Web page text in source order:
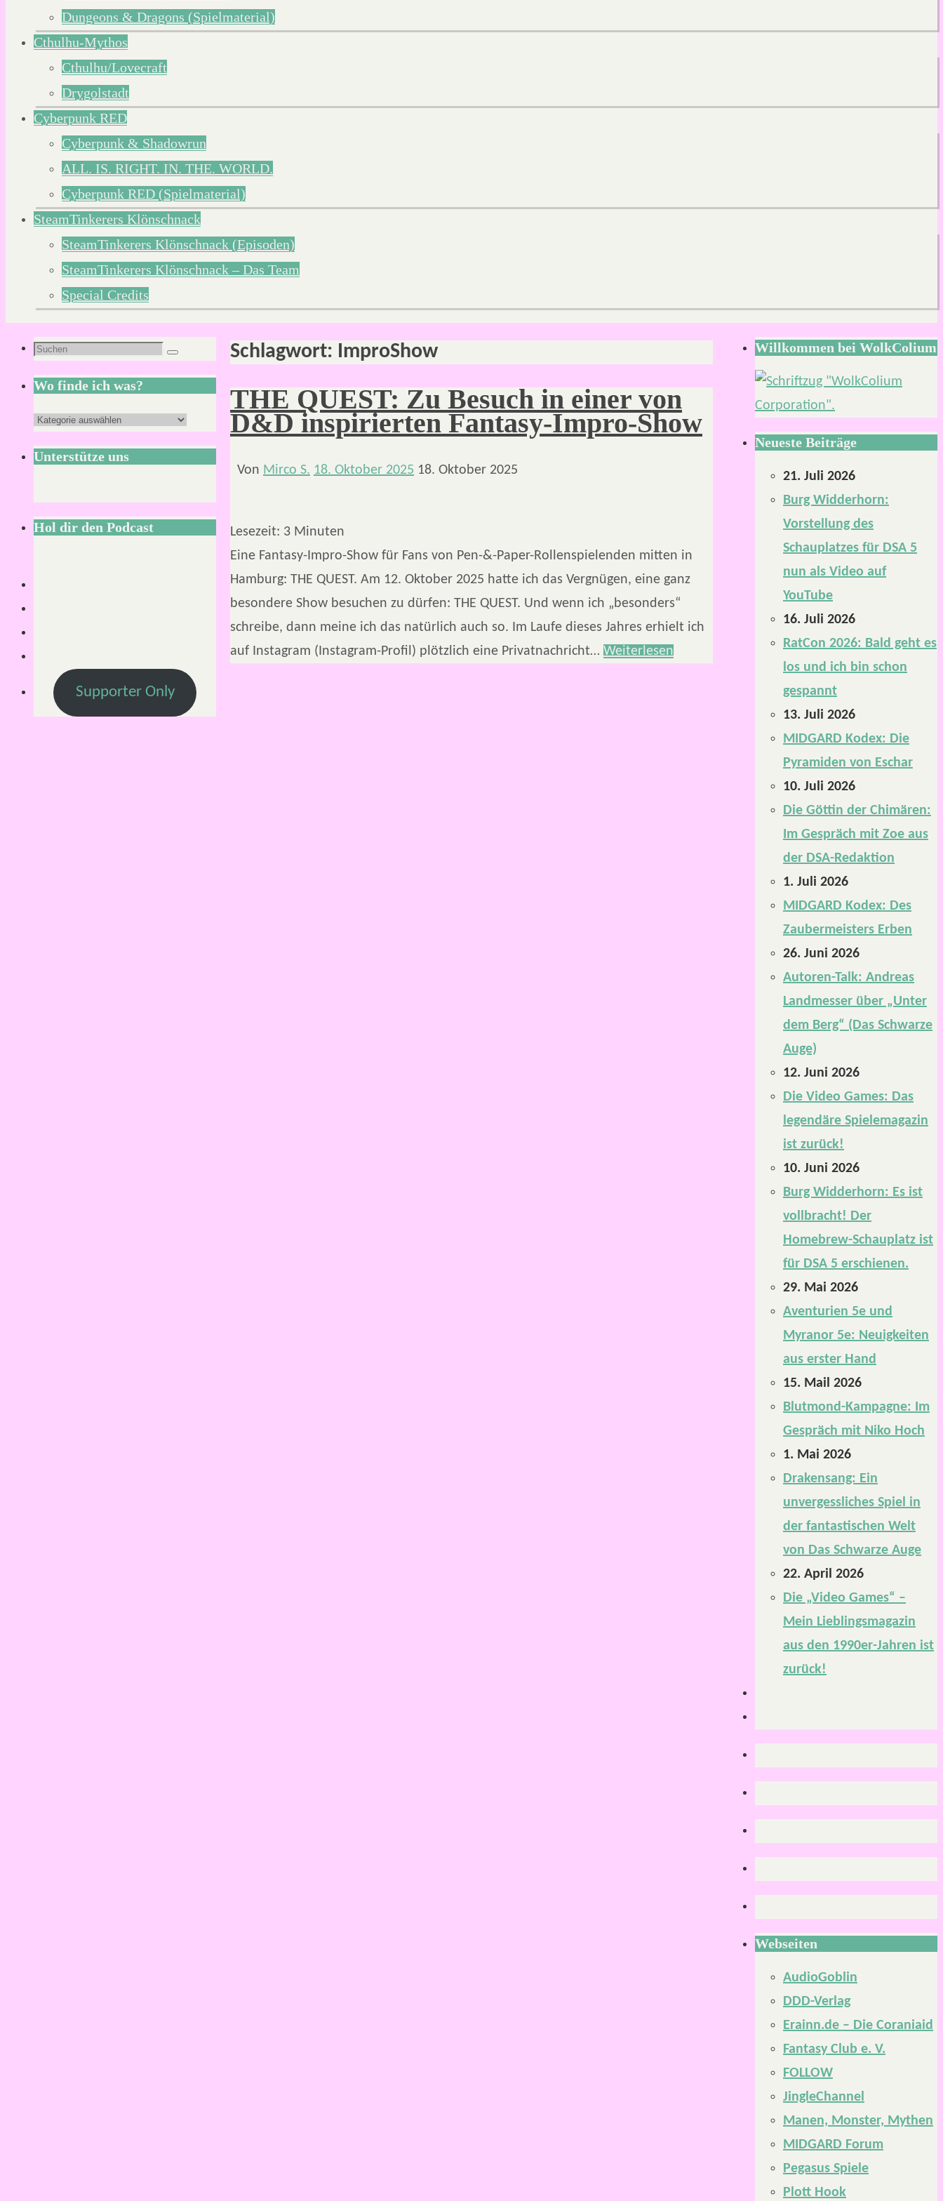
Dungeons & Dragons (Spielmaterial)
Cthulhu-Mythos
Cthulhu/Lovecraft
Drygolstadt
Cyberpunk RED
Cyberpunk & Shadowrun
ALL. IS. RIGHT. IN. THE. WORLD.
Cyberpunk RED (Spielmaterial)
SteamTinkerers Klönschnack
SteamTinkerers Klönschnack (Episoden)
SteamTinkerers Klönschnack – Das Team
Special Credits
Schlagwort: ImproShow
THE QUEST: Zu Besuch in einer von
D&D inspirierten Fantasy-Impro-Show
Von Mirco S. 18. Oktober 2025 18. Oktober 2025
Lesezeit: 3 Minuten
Eine Fantasy-Impro-Show für Fans von Pen-&-Paper-Rollenspielenden mitten in
Hamburg: THE QUEST. Am 12. Oktober 2025 hatte ich das Vergnügen, eine ganz
besondere Show besuchen zu dürfen: THE QUEST. Und wenn ich „besonders“
schreibe, dann meine ich das natürlich auch so. Im Laufe dieses Jahres erhielt ich
auf Instagram (Instagram-Profil) plötzlich eine Privatnachricht… Weiterlesen
Suchen
nach:
Suchen
Wo finde ich was?
Wo
finde
ich
Unterstütze uns
Hol dir den Podcast
Supporter Only
Willkommen bei WolkColium
Neueste Beiträge
21. Juli 2026
Burg Widderhorn:
Vorstellung des
Schauplatzes für DSA 5
nun als Video auf
YouTube
16. Juli 2026
RatCon 2026: Bald geht es
los und ich bin schon
gespannt
13. Juli 2026
MIDGARD Kodex: Die
Pyramiden von Eschar
10. Juli 2026
Die Göttin der Chimären:
Im Gespräch mit Zoe aus
der DSA-Redaktion
1. Juli 2026
MIDGARD Kodex: Des
Zaubermeisters Erben
26. Juni 2026
Autoren-Talk: Andreas
Landmesser über „Unter
dem Berg“ (Das Schwarze
Auge)
12. Juni 2026
Die Video Games: Das
legendäre Spielemagazin
ist zurück!
10. Juni 2026
Burg Widderhorn: Es ist
vollbracht! Der
Homebrew-Schauplatz ist
für DSA 5 erschienen.
29. Mai 2026
Aventurien 5e und
Myranor 5e: Neuigkeiten
aus erster Hand
15. Mail 2026
Blutmond-Kampagne: Im
Gespräch mit Niko Hoch
1. Mai 2026
Drakensang: Ein
unvergessliches Spiel in
der fantastischen Welt
von Das Schwarze Auge
22. April 2026
Die „Video Games“ –
Mein Lieblingsmagazin
aus den 1990er-Jahren ist
zurück!
Webseiten
AudioGoblin
DDD-Verlag
Erainn.de – Die Coraniaid
Fantasy Club e. V.
FOLLOW
JingleChannel
Manen, Monster, Mythen
MIDGARD Forum
Pegasus Spiele
Plott Hook